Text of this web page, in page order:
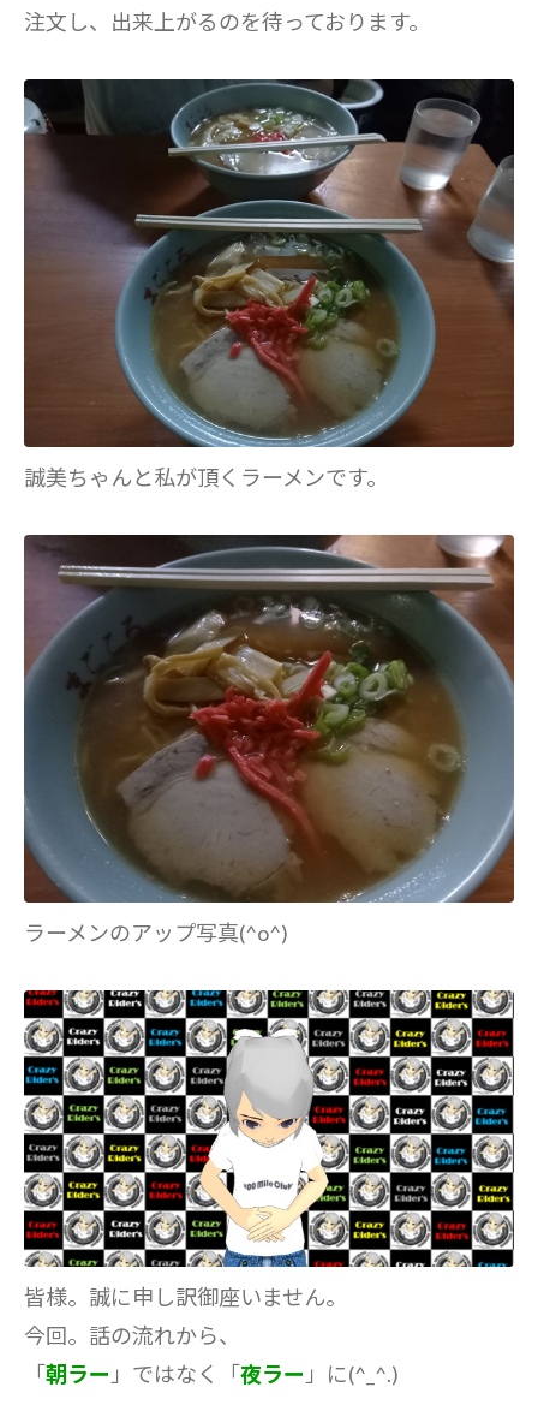
注文し、出来上がるのを待っております。
誠美ちゃんと私が頂くラーメンです。
ラーメンのアップ写真(^o^)
皆様。誠に申し訳御座いません。
今回。話の流れから、
「朝ラー 」ではなく「夜ラー 」に(^_^.)